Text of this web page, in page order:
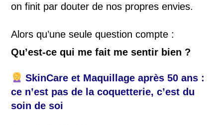
on finit par douter de nos propres envies.
Alors qu’une seule question compte :
Qu’est-ce qui me fait me sentir bien ?
SkinCare et Maquillage après 50 ans :
ce n’est pas de la coquetterie, c’est du
soin de soi